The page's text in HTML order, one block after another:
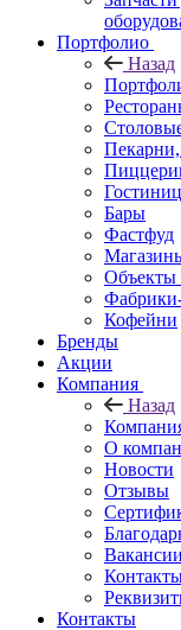
Портфолио
Назад
Пекарни,
Бары
Фастфуд
Объекты
Кофейни
Бренды
Акции
Компания
Назад
О
Новости
Отзывы
Вакансии
Контакты